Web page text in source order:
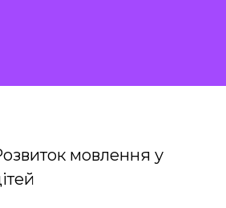
мовлення у